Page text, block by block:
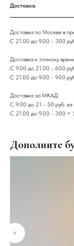
Доставка
Доставка по Москве в
С 21.00 до 9.00 - 300
Доставка к точному
С 9.00 до 21.00 - 600
С 21.00 до 9.00 - 900
Доставка за МКАД
С 9.00 до 21 - 50 руб. за
С 21.00 до 9.00 - 300 +
Дополните